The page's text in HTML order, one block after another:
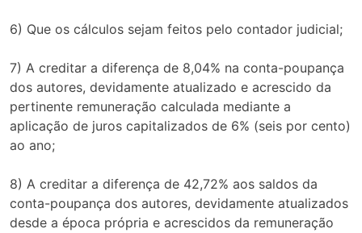
6) Que os cálculos sejam feitos pelo contador judicial;
7) A creditar a diferença de 8,04% na conta-poupança
dos autores, devidamente atualizado e acrescido da
pertinente remuneração calculada mediante a
aplicação de juros capitalizados de 6% (seis por cento)
ao ano;
8) A creditar a diferença de 42,72% aos saldos da
conta-poupança dos autores, devidamente atualizados
desde a época própria e acrescidos da remuneração